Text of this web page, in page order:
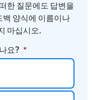
한 질문에도 답변을
백 양식에 이름이나
마십시오.
요?